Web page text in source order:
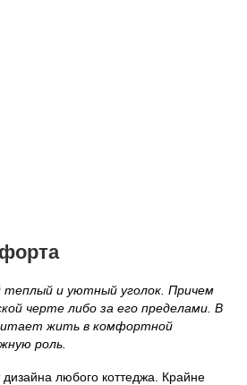
теплый и уютный уголок. Причем
черте либо за его пределами. В
жить в комфортной
роль.
дизайна любого коттеджа. Крайне